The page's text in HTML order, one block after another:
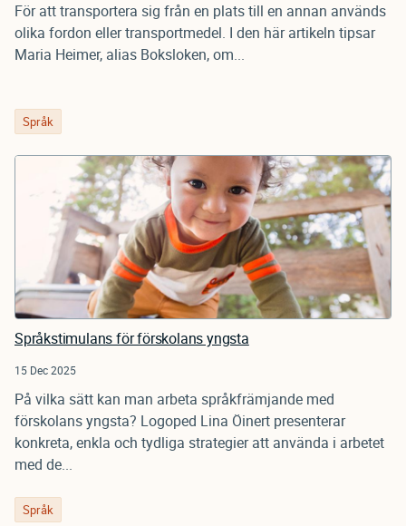
För att transportera sig från en plats till en annan används
olika fordon eller transportmedel. I den här artikeln tipsar
Maria Heimer, alias Boksloken, om...
Språk
Språkstimulans för förskolans yngsta
15 Dec 2025
På vilka sätt kan man arbeta språkfrämjande med
förskolans yngsta? Logoped Lina Öinert presenterar
konkreta, enkla och tydliga strategier att använda i arbetet
med de...
Språk